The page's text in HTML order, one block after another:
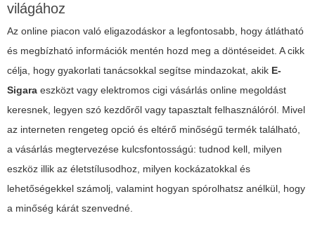
világához
Az online piacon való eligazodáskor a legfontosabb, hogy átlátható
és megbízható információk mentén hozd meg a döntéseidet. A cikk
célja, hogy gyakorlati tanácsokkal segítse mindazokat, akik E-
Sigara eszközt vagy elektromos cigi vásárlás online megoldást
keresnek, legyen szó kezdőről vagy tapasztalt felhasználóról. Mivel
az interneten rengeteg opció és eltérő minőségű termék található,
a vásárlás megtervezése kulcsfontosságú: tudnod kell, milyen
eszköz illik az életstílusodhoz, milyen kockázatokkal és
lehetőségekkel számolj, valamint hogyan spórolhatsz anélkül, hogy
a minőség kárát szenvedné.